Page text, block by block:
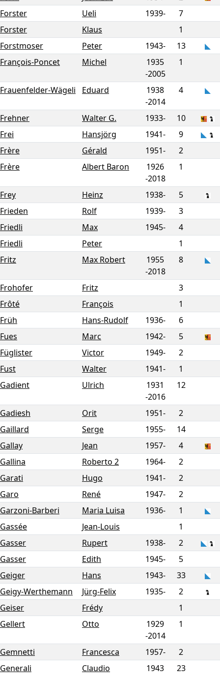
Forster
Ueli 1939-
7
Forster
Klaus
1
Forstmoser
Peter 1943-
13
François-Poncet
Michel
1935
-2005
1
Frauenfelder-Wägeli Eduard
1938
-2014
4
Frehner Walter G. 1933-
10
Frei
Hansjörg 1941-
9
Frère
Gérald 1951-
2
Frère
Albert Baron
1926
-2018
1
Frey Heinz 1938-
5
Frieden
Rolf 1939-
3
Friedli
Max 1945-
4
Friedli
Peter
1
Fritz
Max Robert
1955
-2018
8
Frohofer Fritz
3
Frôté
François
1
Früh
Hans-Rudolf 1936-
6
Fues
Marc 1942-
5
Füglister
Victor 1949-
2
Fust
Walter 1941-
1
Gadient
Ulrich
1931
-2016
12
Gadiesh Orit 1951-
2
Gaillard
Serge 1955-
14
Gallay
Jean 1957-
4
Gallina
Roberto 2 1964-
2
Garati
Hugo 1941-
2
Garo
René 1947-
2
Garzoni-Barberi
Maria Luisa 1936-
1
Gassée
Jean-Louis
1
Gasser
Rupert 1938-
2
Gasser
Edith 1945-
5
Geiger
Hans 1943-
33
Geigy-Werthemann
Jürg-Felix 1935-
2
Geiser
Frédy
1
Gellert
Otto
1929
-2014
1
Gemnetti Francesca 1957-
2
Generali
Claudio
1943
23